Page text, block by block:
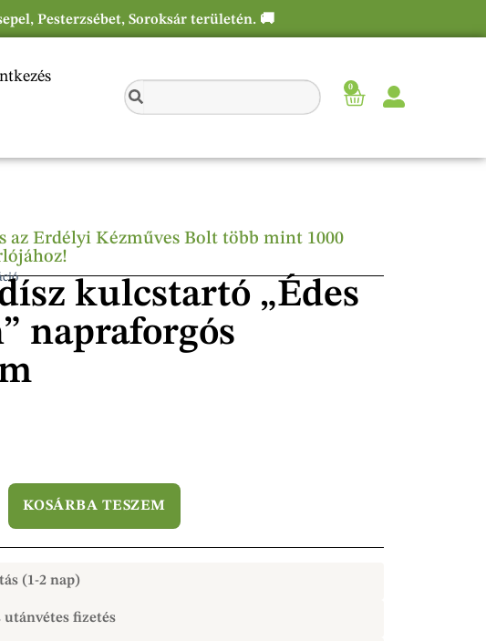
Pesterzsébet, Soroksár területén. 🚚
0
az Erdélyi Kézműves Bolt több mint 1000
kulcstartó „Édes
napraforgós
KOSÁRBA TESZEM
(1-2 nap)
utánvétes fizetés